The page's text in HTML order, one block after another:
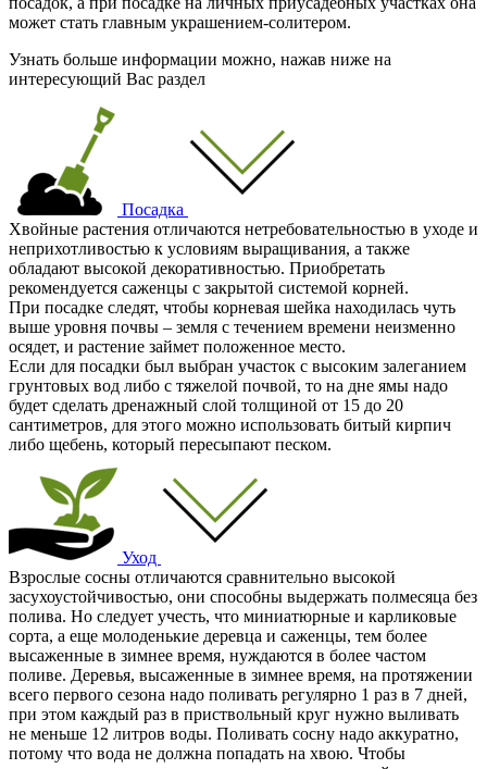
может стать главным украшением-солитером.
Узнать больше информации можно, нажав ниже на
интересующий Вас раздел
Посадка
Хвойные растения отличаются нетребовательностью в уходе и
неприхотливостью к условиям выращивания, а также
обладают высокой декоративностью. Приобретать
рекомендуется саженцы с закрытой системой корней.
При посадке следят, чтобы корневая шейка находилась чуть
выше уровня почвы – земля с течением времени неизменно
осядет, и растение займет положенное место.
Если для посадки был выбран участок с высоким залеганием
грунтовых вод либо с тяжелой почвой, то на дне ямы надо
будет сделать дренажный слой толщиной от 15 до 20
сантиметров, для этого можно использовать битый кирпич
либо щебень, который пересыпают песком.
Уход
Взрослые сосны отличаются сравнительно высокой
засухоустойчивостью, они способны выдержать полмесяца без
полива. Но следует учесть, что миниатюрные и карликовые
сорта, а еще молоденькие деревца и саженцы, тем более
высаженные в зимнее время, нуждаются в более частом
поливе. Деревья, высаженные в зимнее время, на протяжении
всего первого сезона надо поливать регулярно 1 раз в 7 дней,
при этом каждый раз в приствольный круг нужно выливать
не меньше 12 литров воды. Поливать сосну надо аккуратно,
потому что вода не должна попадать на хвою. Чтобы